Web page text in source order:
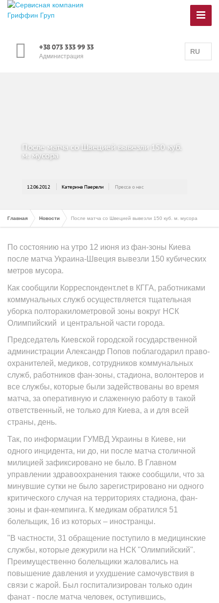
RU
+38 073 333 99 33
Администрация
После матча со Швецией вывезли 150 куб.
м. мусора
12.06.2012 Катерина Паерели Пресса о нас
Главная Новости После матча со Швецией вывезли 150 куб. м. мусора
По состоянию на утро 12 июня из фан-зоны Киева
после матча Украина-Швеция вывезли 150 кубических
метров мусора.
Как сообщили Корреспондент.net в КГГА, работниками
коммунальных служб осуществляется тщательная
уборка полторакилометровой зоны вокруг НСК
Олимпийский и центральной части города.
Председатель Киевской городской государственной
администрации Александр Попов поблагодарил право-
охранителей, медиков, сотрудников коммунальных
служб, работников фан-зоны, стадиона, волонтеров и
все службы, которые были задействованы во время
матча, за оперативную и слаженную работу в такой
ответственный, не только для Киева, а и для всей
страны, день.
Так, по информации ГУМВД Украины в Киеве, ни
одного инцидента, ни до, ни после матча столичной
милицией зафиксировано не было. В Главном
управлении здравоохранения также сообщили, что за
минувшие сутки не было зарегистрировано ни одного
критического случая на территориях стадиона, фан-
зоны и фан-кемпинга. К медикам обратился 51
болельщик, 16 из которых – иностранцы.
"В частности, 31 обращение поступило в медицинские
службы, которые дежурили на НСК "Олимпийский".
Преимущественно болельщики жаловались на
повышение давления и ухудшение самочувствия в
связи с жарой. Был госпитализирован только один
фанат - после матча человек, оступившись,